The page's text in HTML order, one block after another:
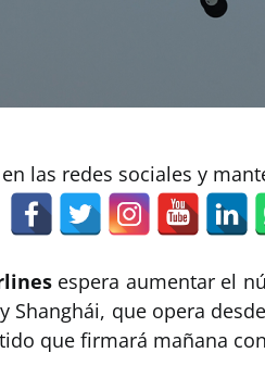
las redes sociales y
espera aumentar el
Shanghái, que opera
que firmará mañana